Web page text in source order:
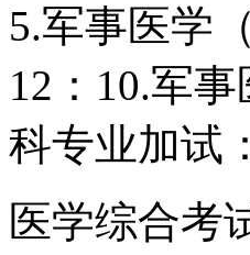
5.军事医学
12：10.军
科专业加
医学综合考